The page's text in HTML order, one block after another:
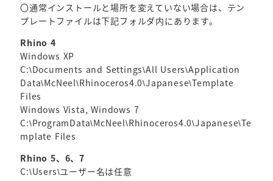
〇通常インストールと場所を変えていない場合は、テン
プレートファイルは下記フォルダ内にあります。
Rhino 4
Windows XP
C:\Documents and Settings\All Users\Application
Data\McNeel\Rhinoceros4.0\Japanese\Template
Files
Windows Vista, Windows 7
C:\ProgramData\McNeel\Rhinoceros4.0\Japanese\Te
mplate Files
Rhino 5、6、7
C:\Users\ユーザー名は任意